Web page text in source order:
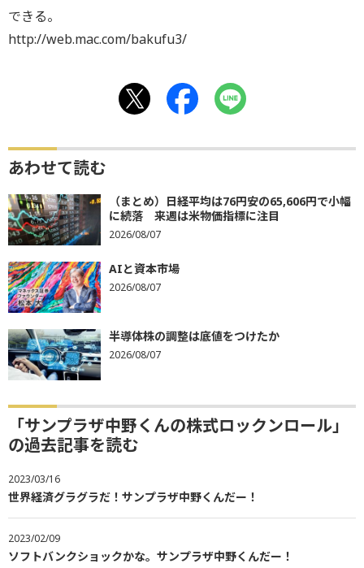
できる。
http://web.mac.com/bakufu3/
あわせて読む
（まとめ）日経平均は76円安の65,606円で小幅
に続落 来週は米物価指標に注目
2026/08/07
AIと資本市場
2026/08/07
半導体株の調整は底値をつけたか
2026/08/07
「サンプラザ中野くんの株式ロックンロール」
の過去記事を読む
2023/03/16
世界経済グラグラだ！サンプラザ中野くんだー！
2023/02/09
ソフトバンクショックかな。サンプラザ中野くんだー！